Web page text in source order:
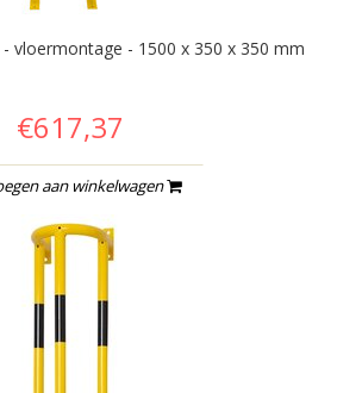
vloermontage - 1500 x 350 x 350 mm
€617,37
aan winkelwagen